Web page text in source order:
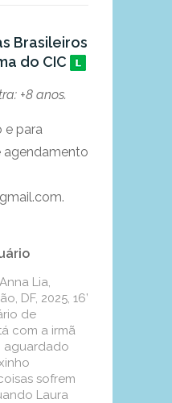
Brasileiros
do CIC
+8 anos.
e para
agendamento
Lia,
DF, 2025, 16’
de
com a irmã
aguardado
sofrem
Laura